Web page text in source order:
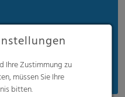
Gewichte
Ihre Zustimmung zu
müssen Sie Ihre
bitten.